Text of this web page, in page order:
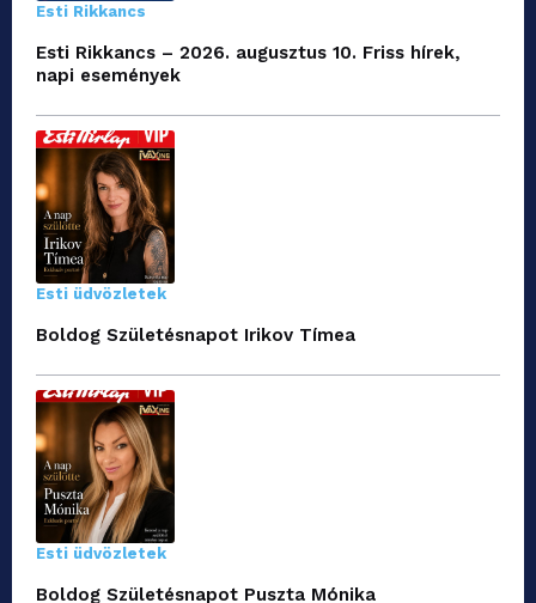
Esti Rikkancs
Esti Rikkancs – 2026. augusztus 10. Friss hírek,
napi események
Esti üdvözletek
Boldog Születésnapot Irikov Tímea
Esti üdvözletek
Boldog Születésnapot Puszta Mónika